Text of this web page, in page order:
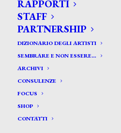
RAPPORTI
STAFF
PARTNERSHIP
DIZIONARIO DEGLI ARTISTI
SEMBRARE E NON ESSERE…
ARCHIVI
CONSULENZE
FOCUS
SHOP
CONTATTI
Esposito Carlo